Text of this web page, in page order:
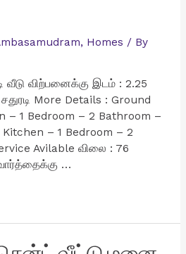
, Homes / By
வீடு விற்பனைக்கு இடம் : 2.25
More Details : Ground
– 1 Bedroom – 2 Bathroom –
– 1 Bedroom – 2
Avilable விலை : 76
…